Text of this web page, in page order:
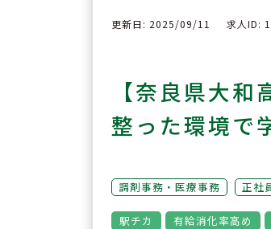
更新日: 2025/09/11 求人ID:
【奈良県大
整った環境で
調剤事務・医療事務 正社
駅チカ 有給消化率高め